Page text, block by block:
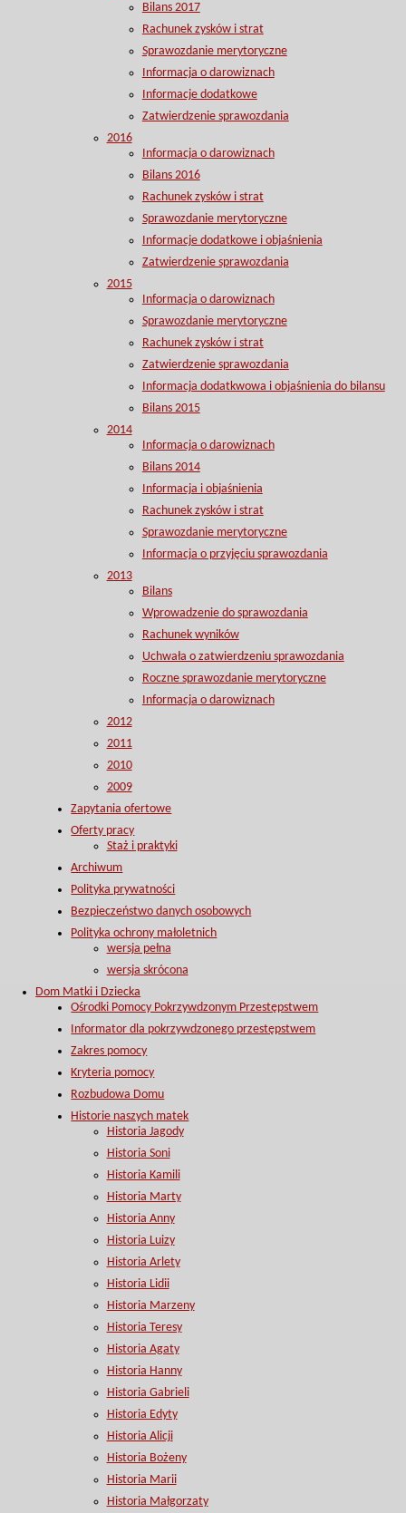
Bilans 2017
Rachunek zysków i strat
Sprawozdanie merytoryczne
Informacja o darowiznach
Informacje dodatkowe
Zatwierdzenie sprawozdania
2016
Informacja o darowiznach
Bilans 2016
Rachunek zysków i strat
Sprawozdanie merytoryczne
Informacje dodatkowe i objaśnienia
Zatwierdzenie sprawozdania
2015
Informacja o darowiznach
Sprawozdanie merytoryczne
Rachunek zysków i strat
Zatwierdzenie sprawozdania
Informacja dodatkwowa i objaśnienia do bilansu
Bilans 2015
2014
Informacja o darowiznach
Bilans 2014
Informacja i objaśnienia
Rachunek zysków i strat
Sprawozdanie merytoryczne
Informacja o przyjęciu sprawozdania
2013
Bilans
Wprowadzenie do sprawozdania
Rachunek wyników
Uchwała o zatwierdzeniu sprawozdania
Roczne sprawozdanie merytoryczne
Informacja o darowiznach
2012
2011
2010
2009
Zapytania ofertowe
Oferty pracy
Staż i praktyki
Archiwum
Polityka prywatności
Bezpieczeństwo danych osobowych
Polityka ochrony małoletnich
wersja pełna
wersja skrócona
Dom Matki i Dziecka
Ośrodki Pomocy Pokrzywdzonym Przestępstwem
Informator dla pokrzywdzonego przestępstwem
Zakres pomocy
Kryteria pomocy
Rozbudowa Domu
Historie naszych matek
Historia Jagody
Historia Soni
Historia Kamili
Historia Marty
Historia Anny
Historia Luizy
Historia Arlety
Historia Lidii
Historia Marzeny
Historia Teresy
Historia Agaty
Historia Hanny
Historia Gabrieli
Historia Edyty
Historia Alicji
Historia Bożeny
Historia Marii
Historia Małgorzaty